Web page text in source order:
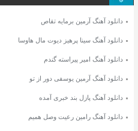
دانلود آهنگ آرمین برمایه تقاص
دانلود آهنگ سینا پرهیز دیوت مال هاوسا
دانلود آهنگ امیر پیراسته گندم
دانلود آهنگ آرمین یوسفی دور از تو
دانلود آهنگ پازل بند خبری آمده
دانلود آهنگ رامین رعیت وصل همیم